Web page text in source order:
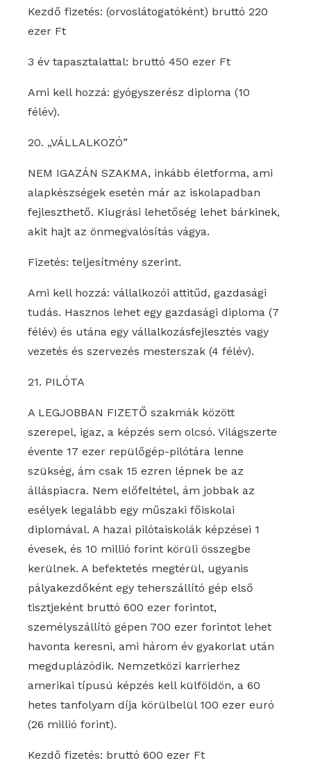
Kezdő fizetés: (orvoslátogatóként) bruttó 220
ezer Ft
3 év tapasztalattal: bruttó 450 ezer Ft
Ami kell hozzá: gyógyszerész diploma (10
félév).
20. „VÁLLALKOZÓ”
NEM IGAZÁN SZAKMA, inkább életforma, ami
alapkészségek esetén már az iskolapadban
fejleszthető. Kiugrási lehetőség lehet bárkinek,
akit hajt az önmegvalósítás vágya.
Fizetés: teljesítmény szerint.
Ami kell hozzá: vállalkozói attitűd, gazdasági
tudás. Hasznos lehet egy gazdasági diploma (7
félév) és utána egy vállalkozásfejlesztés vagy
vezetés és szervezés mesterszak (4 félév).
21. PILÓTA
A LEGJOBBAN FIZETŐ szakmák között
szerepel, igaz, a képzés sem olcsó. Világszerte
évente 17 ezer repülőgép-pilótára lenne
szükség, ám csak 15 ezren lépnek be az
álláspiacra. Nem előfeltétel, ám jobbak az
esélyek legalább egy műszaki főiskolai
diplomával. A hazai pilótaiskolák képzései 1
évesek, és 10 millió forint körüli összegbe
kerülnek. A befektetés megtérül, ugyanis
pályakezdőként egy teherszállító gép első
tisztjeként bruttó 600 ezer forintot,
személyszállító gépen 700 ezer forintot lehet
havonta keresni, ami három év gyakorlat után
megduplázódik. Nemzetközi karrierhez
amerikai típusú képzés kell külföldön, a 60
hetes tanfolyam díja körülbelül 100 ezer euró
(26 millió forint).
Kezdő fizetés: bruttó 600 ezer Ft